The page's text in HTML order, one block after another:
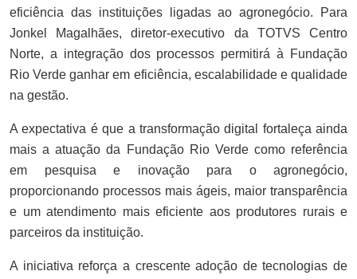
eficiência das instituições ligadas ao agronegócio. Para
Jonkel Magalhães, diretor-executivo da TOTVS Centro
Norte, a integração dos processos permitirá à Fundação
Rio Verde ganhar em eficiência, escalabilidade e qualidade
na gestão.
A expectativa é que a transformação digital fortaleça ainda
mais a atuação da Fundação Rio Verde como referência
em pesquisa e inovação para o agronegócio,
proporcionando processos mais ágeis, maior transparência
e um atendimento mais eficiente aos produtores rurais e
parceiros da instituição.
A iniciativa reforça a crescente adoção de tecnologias de